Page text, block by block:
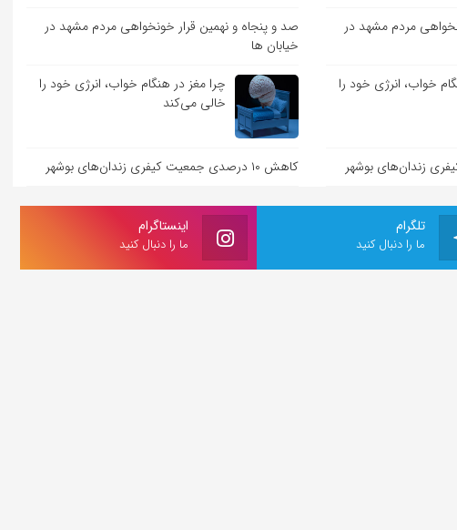
مردم مشهد در
خواب، انرژی خود را
صد و پنجاه و نهمین قرار خونخواهی مردم مشهد در
خیابان ها
چرا مغز در هنگام خواب، انرژی خود را
خالی می‌کند
کاهش ۱۰ درصدی جمعیت کیفری زندان‌های بوشهر
اینستاگرام
ما را دنبال کنید
تلگرام
ما را دنبال کنید